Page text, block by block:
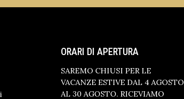
ORARI DI APERTURA
SAREMO CHIUSI PER LE
VACANZE ESTIVE DAL 4 AGOSTO
AL 30 AGOSTO. RICEVIAMO